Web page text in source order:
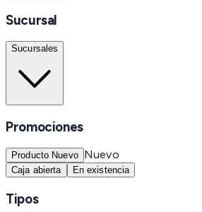
Sucursal
Sucursales
Promociones
Producto Nuevo Nuevo
Caja abierta En existencia
Tipos